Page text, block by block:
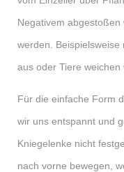
Negativem
werden.
aus oder Tiere weichen
Für die einfache Form
wir uns entspannt und
Kniegelenke nicht
nach vorne bewegen,